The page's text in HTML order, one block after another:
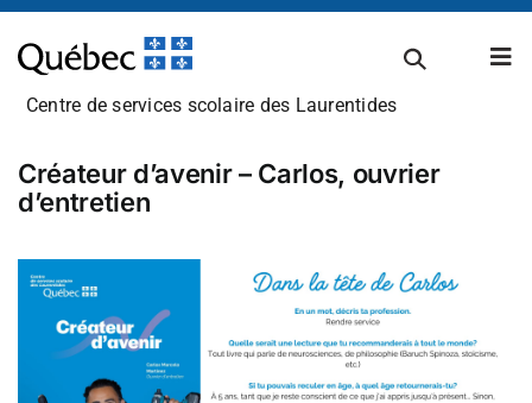
Passer
au
contenu
Admissions et inscriptions
Centre de services scolaire des Laurentides
Créateur d’avenir – Carlos, ouvrier
d’entretien